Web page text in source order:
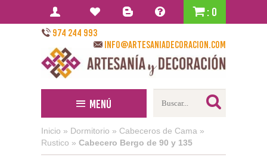
: 0
974 244 993
info@artesaniadecoracion.com
Menú
Inicio » Dormitorio » Cabeceros de Cama »
Rustico » Cabecero Bergo de 90 y 135